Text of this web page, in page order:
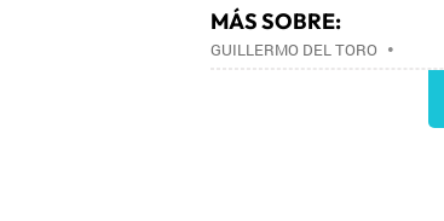
MÁS SOBRE:
GUILLERMO DEL TORO •